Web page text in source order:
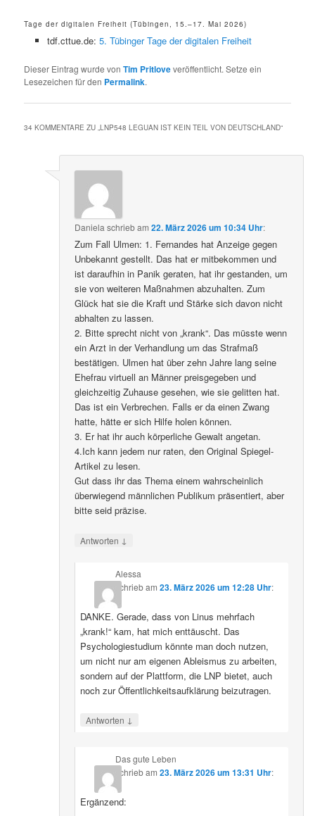
Tage der digitalen Freiheit (Tübingen, 15.–17. Mai 2026)
tdf.cttue.de: 5. Tübinger Tage der digitalen Freiheit
Dieser Eintrag wurde vonTim Pritloveveröffentlicht. Setze ein
Lesezeichen für den Permalink.
34 KOMMENTARE ZU „LNP548 LEGUAN IST KEIN TEIL VON DEUTSCHLAND“
Daniela schriebam22. März 2026 um 10:34 Uhr:
Zum Fall Ulmen: 1. Fernandes hat Anzeige gegen
Unbekannt gestellt. Das hat er mitbekommen und
ist daraufhin in Panik geraten, hat ihr gestanden, um
sie von weiteren Maßnahmen abzuhalten. Zum
Glück hat sie die Kraft und Stärke sich davon nicht
abhalten zu lassen.
2. Bitte sprecht nicht von „krank“. Das müsste wenn
ein Arzt in der Verhandlung um das Strafmaß
bestätigen. Ulmen hat über zehn Jahre lang seine
Ehefrau virtuell an Männer preisgegeben und
gleichzeitig Zuhause gesehen, wie sie gelitten hat.
Das ist ein Verbrechen. Falls er da einen Zwang
hatte, hätte er sich Hilfe holen können.
3. Er hat ihr auch körperliche Gewalt angetan.
4.Ich kann jedem nur raten, den Original Spiegel-
Artikel zu lesen.
Gut dass ihr das Thema einem wahrscheinlich
überwiegend männlichen Publikum präsentiert, aber
bitte seid präzise.
Antworten ↓
Alessa
schriebam 23. März 2026 um 12:28 Uhr:
DANKE. Gerade, dass von Linus mehrfach
„krank!“ kam, hat mich enttäuscht. Das
Psychologiestudium könnte man doch nutzen,
um nicht nur am eigenen Ableismus zu arbeiten,
sondern auf der Plattform, die LNP bietet, auch
noch zur Öffentlichkeitsaufklärung beizutragen.
Antworten ↓
Das gute Leben
schriebam 23. März 2026 um 13:31 Uhr:
Ergänzend: